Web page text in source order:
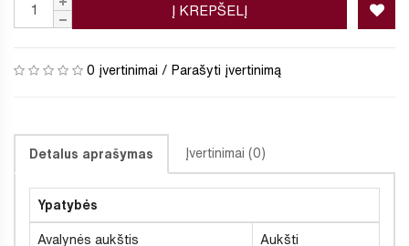
Į KREPŠELĮ
0 įvertinimai / Parašyti įvertinimą
Detalus aprašymas Įvertinimai (0)
Ypatybės
Avalynės aukštis Aukšti